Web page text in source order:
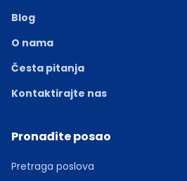
Blog
O nama
Česta pitanja
Kontaktirajte nas
Pronađite posao
Pretraga poslova